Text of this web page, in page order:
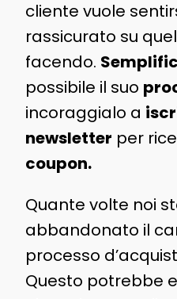
cliente vuole
rassicurato su
facendo.
possibile il suo
incoraggialo a
newsletter per
coupon.
Quante volte noi
abbandonato il
processo
Questo potrebbe